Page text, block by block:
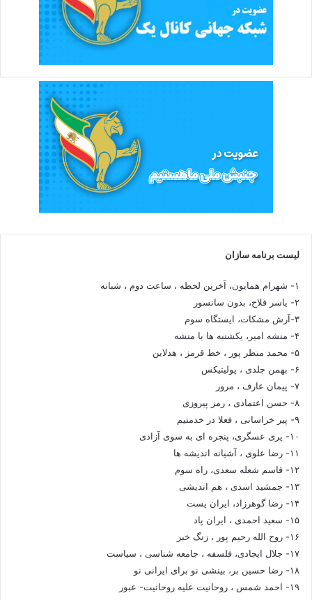
لیست برنامه سازان
۱- شهرام همایون، آخرین لحظه ، ساعت دوم ، شبانه
۲- یاسر فلاح، بدون سانسور
۳-آرش مشکات، ایستگاه سوم
۴- منشه امیر، یکشنبه ها با منشه
۵- محمد منظر پور ، خط قرمز ، هدلاین
۶- بهمن جلدی ، پولیتیکس
۷- پیمان عارف ، مرور
۸- حسن اعتمادی ، رمز پیروزی
۹- پیر خراسانی ، فعلا در خدمتیم
۱۰- پری عسگری، پنجره ای به سوی آزادی
۱۱- رضا علوی ، آشیانه اندیشه ها
۱۲- قاسم شعله سعدی، راه سوم
۱۳- جمشید اسدی ، هم اندیشی
۱۴- رضا گوهرزاد، ایران پست
۱۵- سعید احمدی ، ایران پاد
۱۶- روح الله رحیم پور ، زنگ خبر
۱۷- جلال ایجادی، فلسفه ، جامعه شناسی ، سیاست
۱۸- رضا حسین بر، بینشی نو برای ایرانی نو
۱۹- احمد شمس ، روحانیت علیه روحانیت- عبور